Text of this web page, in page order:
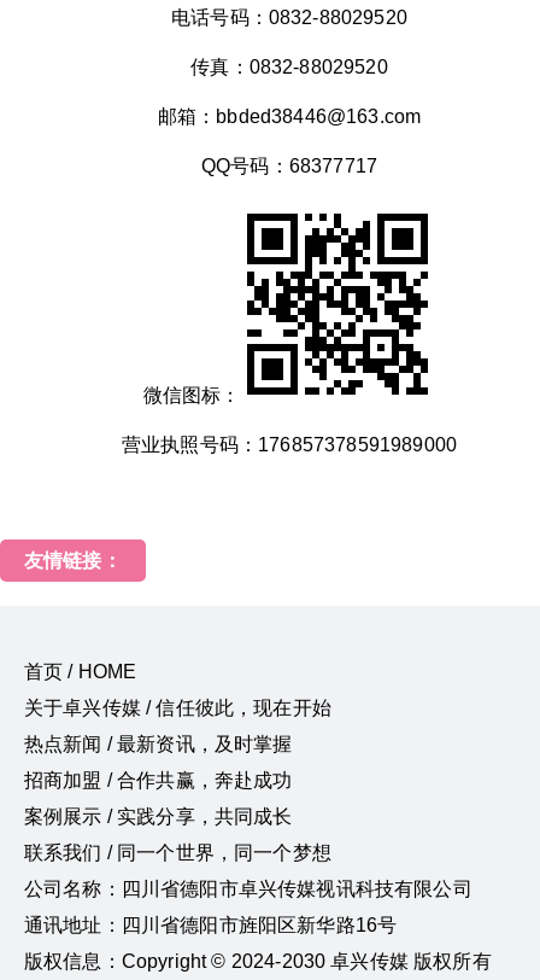
电话号码：0832-88029520
传真：0832-88029520
邮箱：bbded38446@163.com
QQ号码：68377717
微信图标：
营业执照号码：176857378591989000
友情链接：
首页 / HOME
关于卓兴传媒 / 信任彼此，现在开始
热点新闻 / 最新资讯，及时掌握
招商加盟 / 合作共赢，奔赴成功
案例展示 / 实践分享，共同成长
联系我们 / 同一个世界，同一个梦想
公司名称：四川省德阳市卓兴传媒视讯科技有限公司
通讯地址：四川省德阳市旌阳区新华路16号
版权信息：Copyright © 2024-2030 卓兴传媒 版权所有